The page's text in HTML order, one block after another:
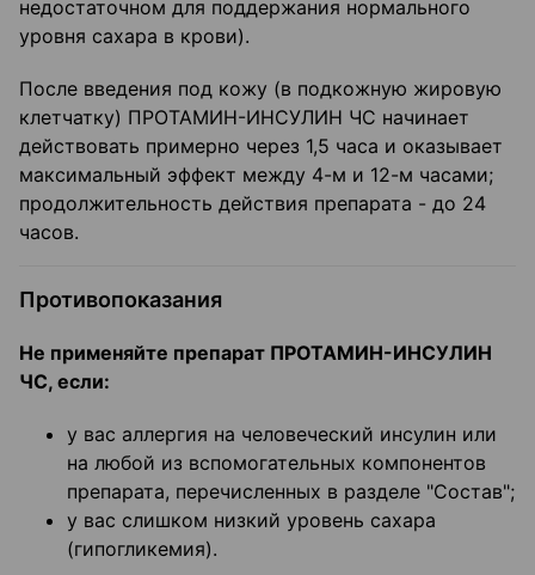
недостаточном для поддержания нормального
уровня сахара в крови).
После введения под кожу (в подкожную жировую
клетчатку) ПРОТАМИН-ИНСУЛИН ЧС начинает
действовать примерно через 1,5 часа и оказывает
максимальный эффект между 4-м и 12-м часами;
продолжительность действия препарата - до 24
часов.
Противопоказания
Не применяйте препарат ПРОТАМИН-ИНСУЛИН
ЧС, если:
у вас аллергия на человеческий инсулин или
на любой из вспомогательных компонентов
препарата, перечисленных в разделе "Состав";
у вас слишком низкий уровень сахара
(гипогликемия).